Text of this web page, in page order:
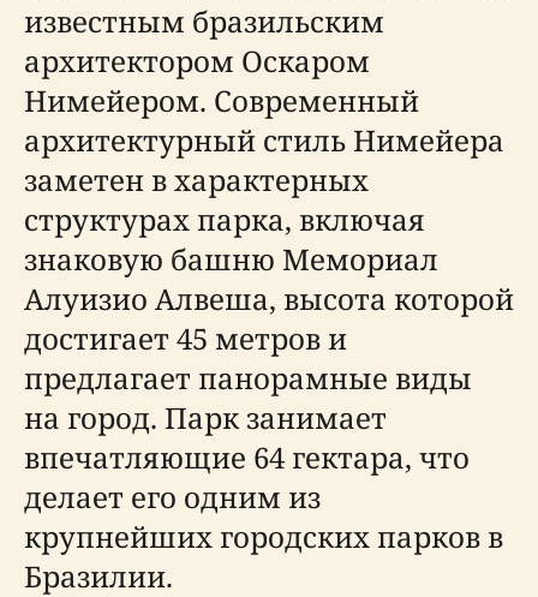
известным бразильским
архитектором Оскаром
Нимейером. Современный
архитектурный стиль Нимейера
заметен в характерных
структурах парка, включая
знаковую башню Мемориал
Алуизио Алвеша, высота которой
достигает 45 метров и
предлагает панорамные виды
на город. Парк занимает
впечатляющие 64 гектара, что
делает его одним из
крупнейших городских парков в
Бразилии.